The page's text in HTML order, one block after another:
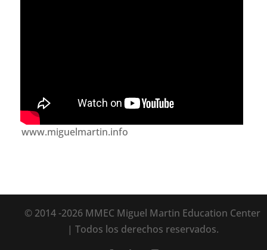
www.miguelmartin.info
© 2014 -2026 MMEC Miguel Martin Education Center
| Todos los derechos reservados.